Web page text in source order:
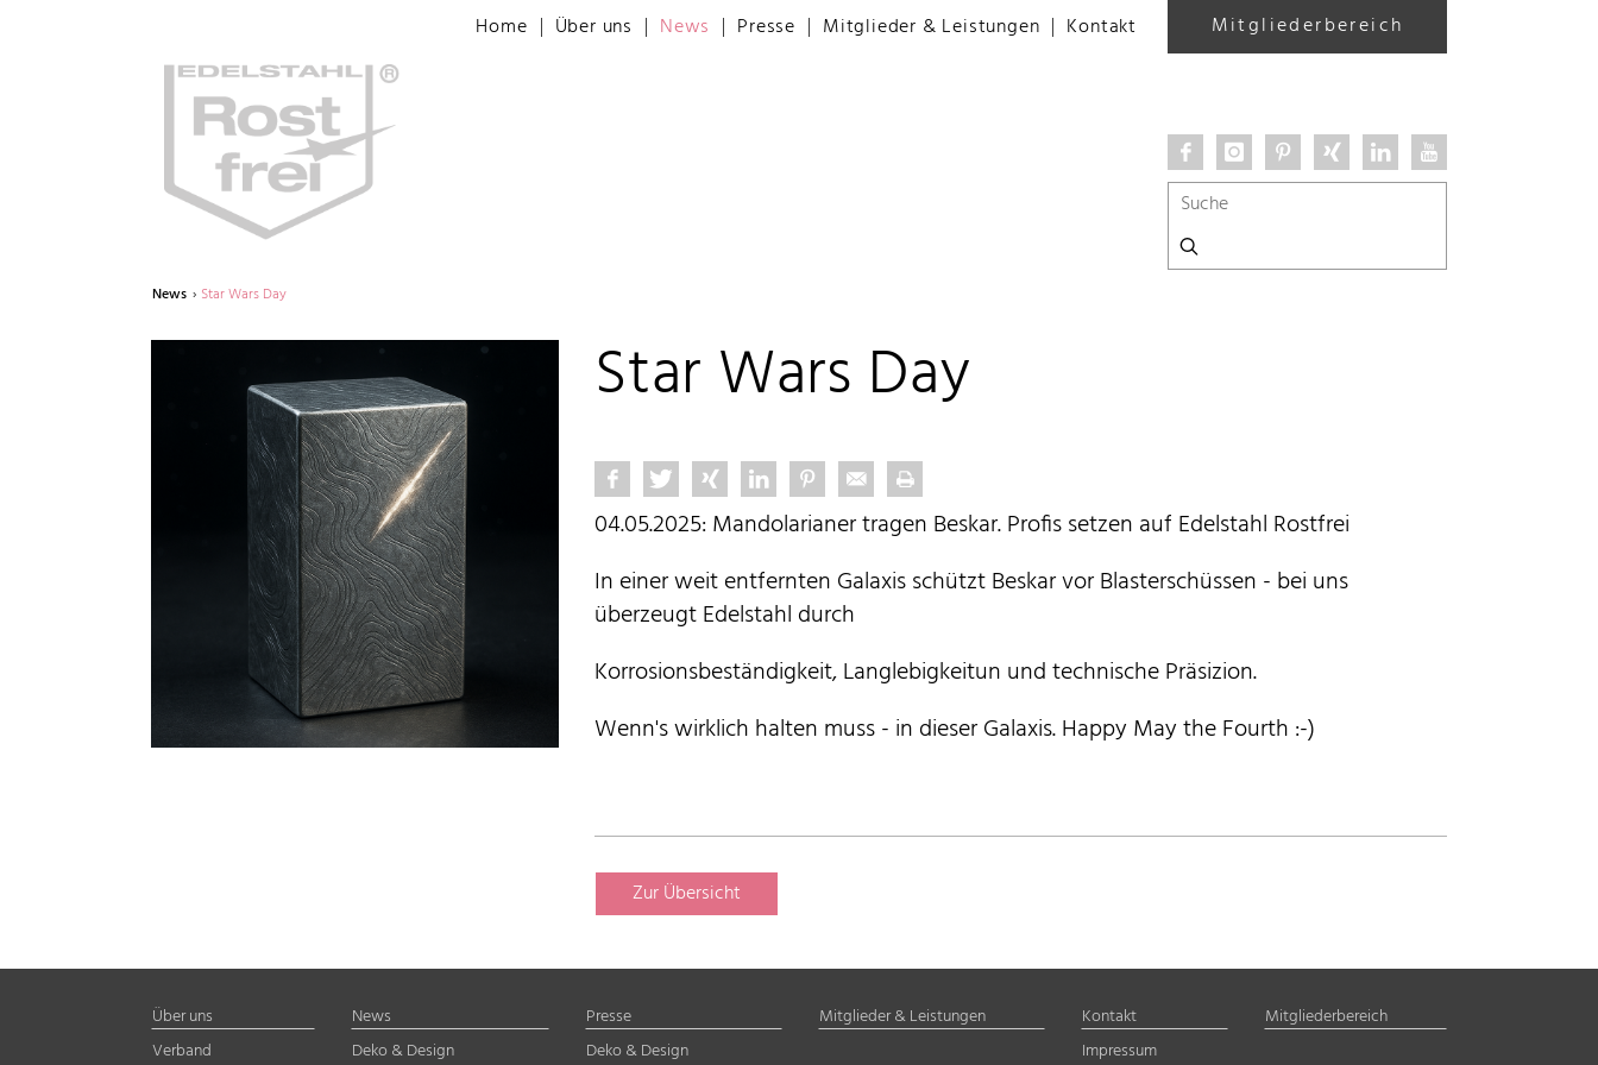
Home Über uns News Presse Mitglieder & Leistungen Kontakt Mitgliederbereich
News Star Wars Day
Star Wars Day
04.05.2025: Mandolarianer tragen Beskar. Profis setzen auf Edelstahl Rostfrei
In einer weit entfernten Galaxis schützt Beskar vor Blasterschüssen - bei uns
überzeugt Edelstahl durch
Korrosionsbeständigkeit, Langlebigkeitun und technische Präsizion.
Wenn's wirklich halten muss - in dieser Galaxis. Happy May the Fourth :-)
Zur Übersicht
Über uns
Verband
News
Deko & Design
Presse
Deko & Design
Mitglieder & Leistungen
Kontakt
Impressum
Mitgliederbereich